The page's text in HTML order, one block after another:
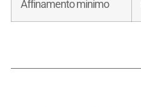
Affinamento minimo